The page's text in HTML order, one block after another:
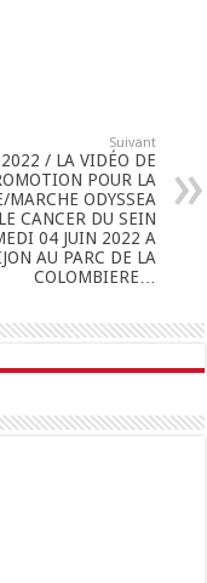
Suivant
2022 / LA VIDÉO DE
POUR LA
MARCHE ODYSSEA
CANCER DU SEIN
04 JUIN 2022 A
AU PARC DE LA
COLOMBIERE…